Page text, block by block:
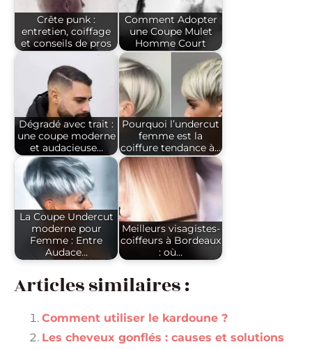
Crête punk :
entretien, coiffage
et conseils de pros
Comment Adopter
une Coupe Mulet
Homme Court
Dégradé avec trait :
une coupe moderne
et audacieuse…
Pourquoi l’undercut
femme est la
coiffure tendance à…
La Coupe Undercut
moderne pour
Femme : Entre
Audace…
Meilleurs visagistes-
coiffeurs à Bordeaux
: où…
Articles similaires :
Comment utiliser le kardoune ?
Les cheveux gonflés : causes et solutions